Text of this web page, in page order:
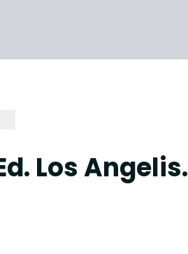
Los Angelis.